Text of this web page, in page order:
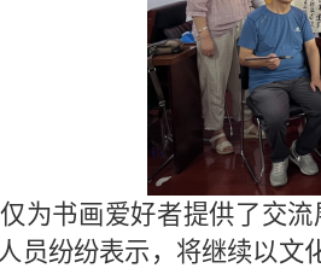
为书画爱好者提供了交
员纷纷表示，将继续以文